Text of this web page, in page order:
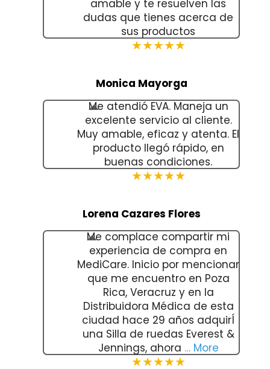
amable y te resuelven las
dudas que tienes acerca de
sus productos
★★★★★
Monica Mayorga
Me atendió EVA. Maneja un
excelente servicio al cliente.
Muy amable, eficaz y atenta. El
producto llegó rápido, en
buenas condiciones.
★★★★★
Lorena Cazares Flores
Me complace compartir mi
experiencia de compra en
MediCare. Inicio por mencionar
que me encuentro en Poza
Rica, Veracruz y en la
Distribuidora Médica de esta
ciudad hace 29 años adquirÍ
una Silla de ruedas Everest &
Jennings, ahora … More
★★★★★